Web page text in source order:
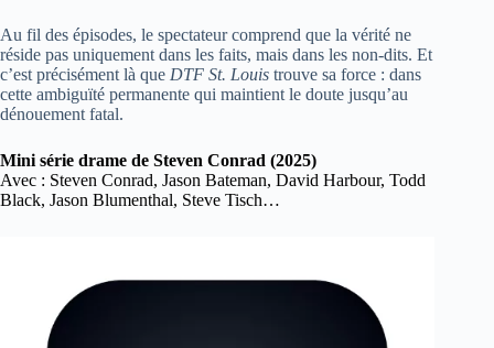
Au fil des épisodes, le spectateur comprend que la vérité ne
réside pas uniquement dans les faits, mais dans les non-dits. Et
c’est précisément là que DTF St. Louis trouve sa force : dans
cette ambiguïté permanente qui maintient le doute jusqu’au
dénouement fatal.
Mini série drame de Steven Conrad (2025)
Avec : Steven Conrad, Jason Bateman, David Harbour, Todd
Black, Jason Blumenthal, Steve Tisch…